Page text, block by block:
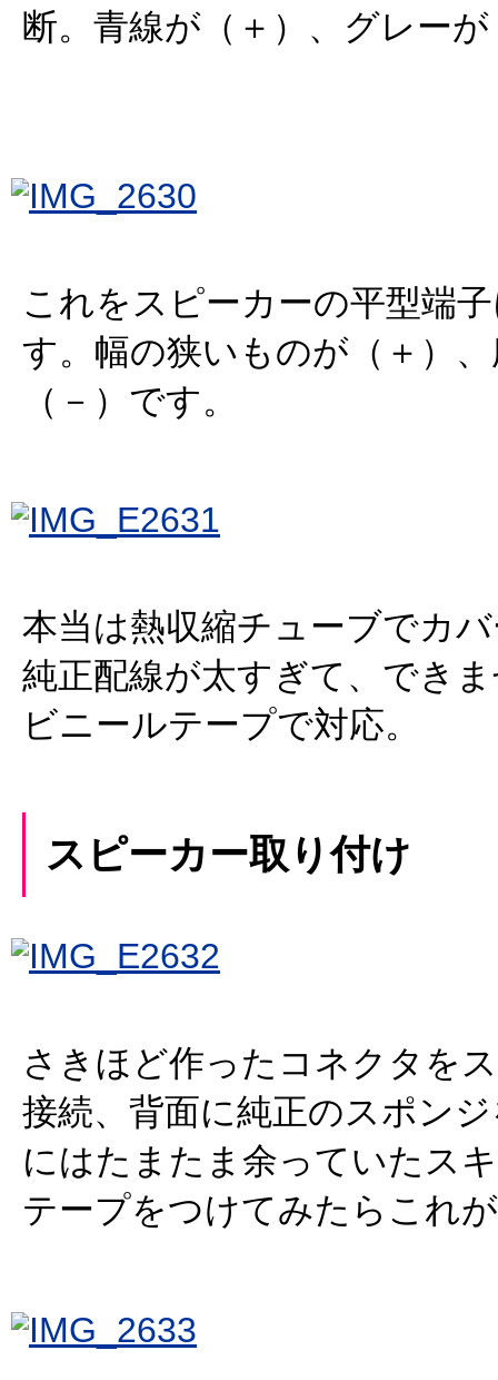
断。青線が（＋）、グレー
これをスピーカーの平型端
す。幅の狭いものが（＋）
（－）です。
本当は熱収縮チューブでカ
純正配線が太すぎて、でき
ビニールテープで対応。
スピーカー取り付け
さきほど作ったコネクタを
接続、背面に純正のスポン
にはたまたま余っていたス
テープをつけてみたらこれ